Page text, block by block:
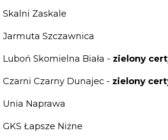
Skalni Zaskale
Jarmuta Szczawnica
Luboń Skomielna Biała - zielony
Czarni Czarny Dunajec - zielony
Unia Naprawa
GKS Łapsze Niżne